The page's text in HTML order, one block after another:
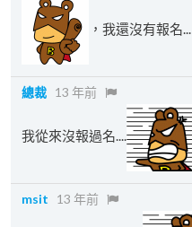
，我還沒有報名...
總裁 13 年前
我從來沒報過名....
msit 13 年前